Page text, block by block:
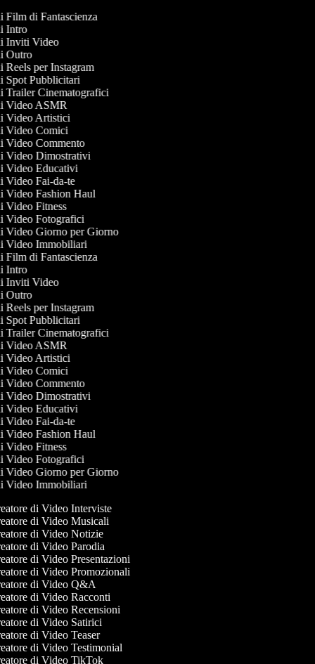
Film di Fantascienza
Intro
Inviti Video
Outro
Reels per Instagram
Spot Pubblicitari
Trailer Cinematografici
Video ASMR
Video Artistici
Video Comici
Video Commento
Video Dimostrativi
Video Educativi
Video Fai-da-te
Video Fashion Haul
Video Fitness
Video Fotografici
Video Giorno per Giorno
Video Immobiliari
Film di Fantascienza
Intro
Inviti Video
Outro
Reels per Instagram
Spot Pubblicitari
Trailer Cinematografici
Video ASMR
Video Artistici
Video Comici
Video Commento
Video Dimostrativi
Video Educativi
Video Fai-da-te
Video Fashion Haul
Video Fitness
Video Fotografici
Video Giorno per Giorno
Video Immobiliari
di Video Interviste
di Video Musicali
di Video Notizie
di Video Parodia
di Video Presentazioni
di Video Promozionali
di Video Q&A
di Video Racconti
di Video Recensioni
di Video Satirici
di Video Teaser
di Video Testimonial
di Video TikTok